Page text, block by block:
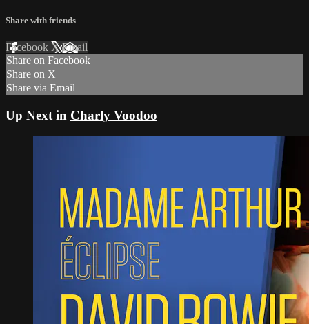
Share with friends
Facebook XEmail
Share on Facebook
Share on X
Share via Email
Up Next in Charly Voodoo